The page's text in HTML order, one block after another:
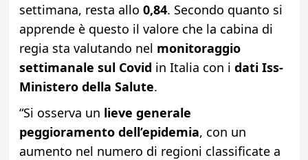
settimana, resta allo 0,84. Secondo quanto si
apprende è questo il valore che la cabina di
regia sta valutando nel monitoraggio
settimanale sul Covid in Italia con i dati Iss-
Ministero della Salute.
“Si osserva un lieve generale
peggioramento dell’epidemia, con un
aumento nel numero di regioni classificate a